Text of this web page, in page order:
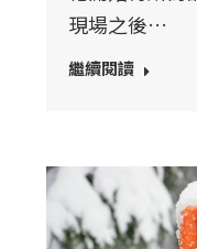
現場之後…
繼續閱讀